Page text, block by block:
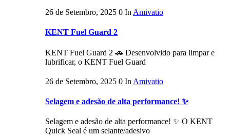
26 de Setembro, 2025 0 In Amivatio
KENT Fuel Guard 2
KENT Fuel Guard 2 🚗 Desenvolvido para limpar e
lubrificar, o KENT Fuel Guard
26 de Setembro, 2025 0 In Amivatio
Selagem e adesão de alta performance! ✨
Selagem e adesão de alta performance! ✨ O KENT
Quick Seal é um selante/adesivo